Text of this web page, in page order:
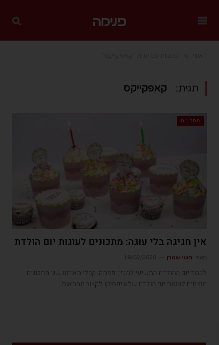
תגית: קאפקייקס
מתכונים
אין חגיגה בלי עוגה: מתכונים לעוגות יום הולדת
משי שטרן
לכבוד יום ההולדת התשיעי למגזין פנימה, קבלי מאיתנו שני מתכונים
מנצחים לעוגות יום הולדת שלא יפסיקו לקצור מחמאות